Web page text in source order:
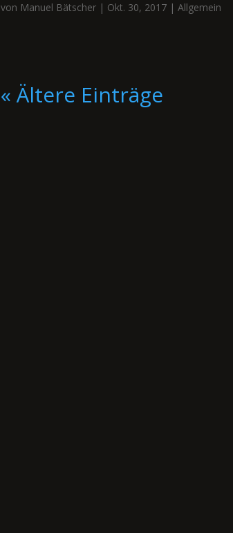
von Manuel Bätscher | Okt. 30, 2017 |Allgemein
« Ältere Einträge